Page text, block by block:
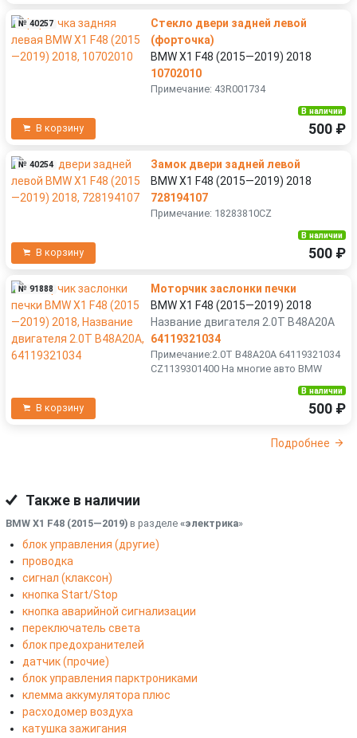
№ 40257
Стекло двери задней левой
(форточка)
BMW X1 F48 (2015—2019) 2018
10702010
Примечание: 43R001734
В корзину
В наличии
500 ₽
№ 40254
Замок двери задней левой
BMW X1 F48 (2015—2019) 2018
728194107
Примечание: 18283810CZ
В корзину
В наличии
500 ₽
№ 91888
Моторчик заслонки печки
BMW X1 F48 (2015—2019) 2018
Название двигателя 2.0T B48A20A
64119321034
Примечание:2.0T B48A20A 64119321034
CZ1139301400 На многие авто BMW
В корзину
В наличии
500 ₽
Подробнее
Также в наличии
BMW X1 F48 (2015—2019) в разделе «электрика»
блок управления (другие)
проводка
сигнал (клаксон)
кнопка Start/Stop
кнопка аварийной сигнализации
переключатель света
блок предохранителей
датчик (прочие)
блок управления парктрониками
клемма аккумулятора плюс
расходомер воздуха
катушка зажигания